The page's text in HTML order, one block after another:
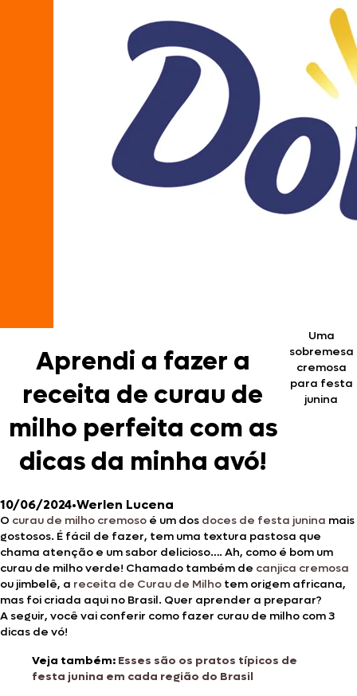
Aprendi a fazer a
receita de curau de
milho perfeita com as
dicas da minha avó!
Uma
sobremesa
cremosa
para festa
junina
10/06/2024•Werlen Lucena
O curau de milho cremoso é um dos doces de festa junina mais
gostosos. É fácil de fazer, tem uma textura pastosa que
chama atenção e um sabor delicioso…. Ah, como é bom um
curau de milho verde! Chamado também de canjica cremosa
ou jimbelê, a receita de Curau de Milho tem origem africana,
mas foi criada aqui no Brasil. Quer aprender a preparar?
A seguir, você vai conferir como fazer curau de milho com 3
dicas de vó!
Veja também: Esses são os pratos típicos de
festa junina em cada região do Brasil